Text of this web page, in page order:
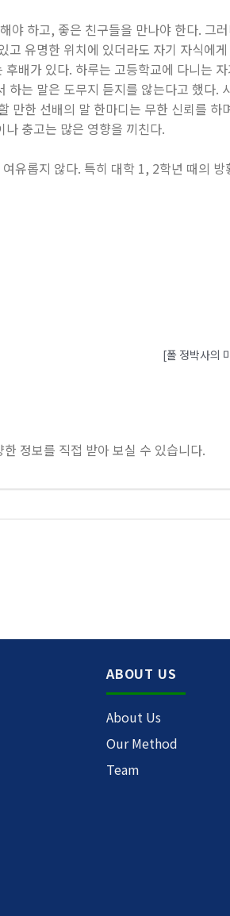
야 하고, 좋은 친구들을 만나야 한다. 그
유명한 위치에 있더라도 자기 자식에
배가 있다. 하루는 고등학교에 다니는
는 말은 도무지 듣지를 않는다고 했다.
만한 선배의 말 한마디는 무한 신뢰를
충고는 많은 영향을 끼친다.
유롭지 않다. 특히 대학 1, 2학년 때의
[폴 정박사의
정보를 직접 받아 보실 수 있습니다.
ABOUT US
About Us
Our Method
Team